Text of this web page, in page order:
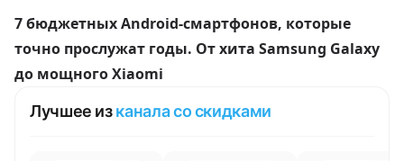
7 бюджетных Android-смартфонов, которые
точно прослужат годы. От хита Samsung Galaxy
до мощного Xiaomi
Лучшее изканала со скидками